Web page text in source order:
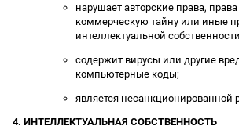
нарушает авторские права,
коммерческую тайну или иные
интеллектуальной
содержит вирусы или другие
компьютерные коды;
является несанкционированной
4. ИНТЕЛЛЕКТУАЛЬНАЯ СОБСТВЕННОСТЬ